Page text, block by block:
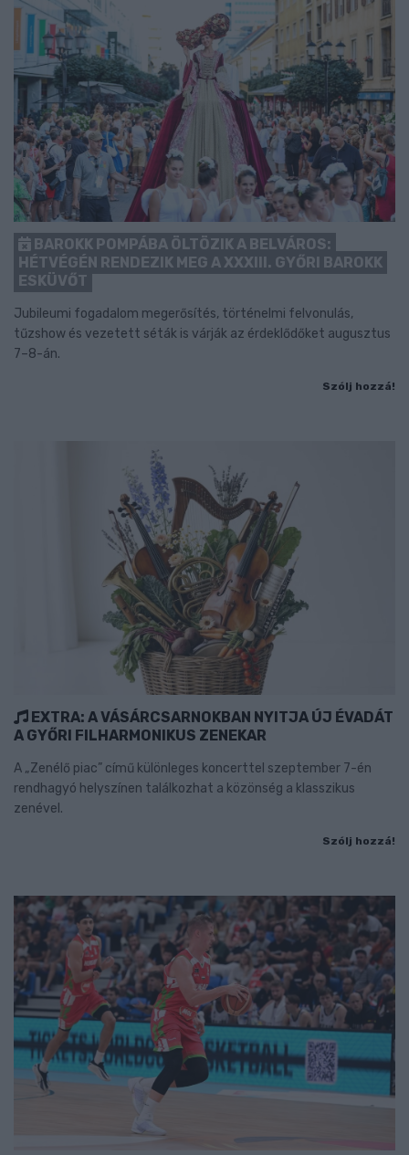
BAROKK POMPÁBA ÖLTÖZIK A BELVÁROS:
HÉTVÉGÉN RENDEZIK MEG A XXXIII. GYŐRI BAROKK
ESKÜVŐT
Jubileumi fogadalom megerősítés, történelmi felvonulás,
tűzshow és vezetett séták is várják az érdeklődőket augusztus
7–8-án.
Szólj hozzá!
EXTRA: A VÁSÁRCSARNOKBAN NYITJA ÚJ ÉVADÁT
A GYŐRI FILHARMONIKUS ZENEKAR
A „Zenélő piac” című különleges koncerttel szeptember 7-én
rendhagyó helyszínen találkozhat a közönség a klasszikus
zenével.
Szólj hozzá!